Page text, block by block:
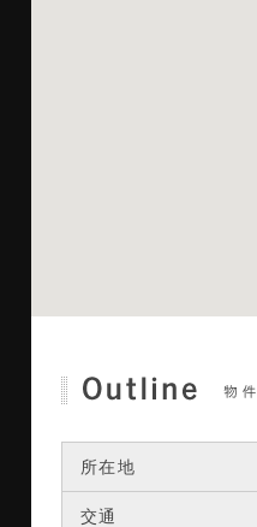
所在地
交通